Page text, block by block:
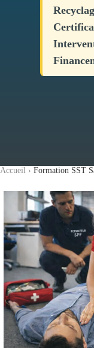
Accueil › Formation SST